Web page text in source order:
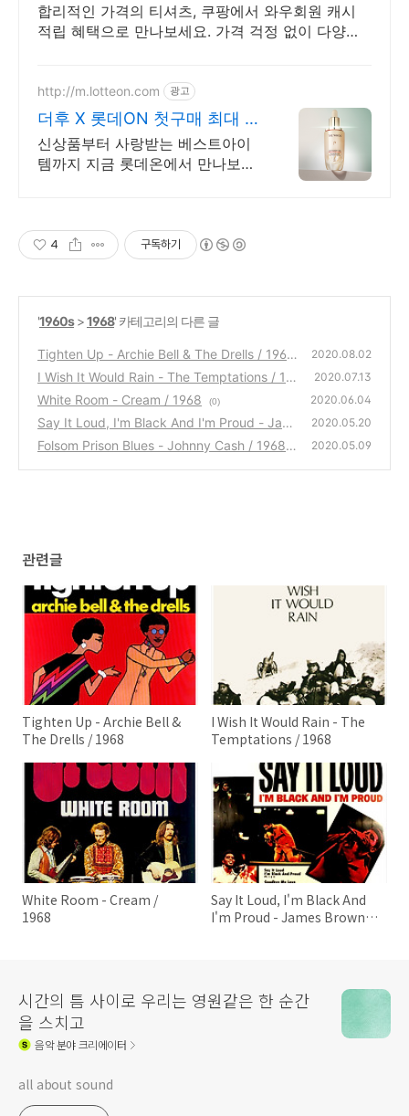
합리적인 가격의 티셔츠, 쿠팡에서 와우회원 캐시
적립 혜택으로 만나보세요. 가격 걱정 없이 다양한
http://m.lotteon.com 광고
더후 X 롯데ON 첫구매 최대 5
천원 혜택!
신상품부터 사랑받는 베스트아이
템까지 지금 롯데온에서 만나보세
4 구독하기
'1960s>1968' 카테고리의 다른 글
Tighten Up - Archie Bell & The Drells / 1968
(0)
2020.08.02
I Wish It Would Rain - The Temptations / 19
68
(0)
2020.07.13
White Room - Cream / 1968 (0) 2020.06.04
Say It Loud, I'm Black And I'm Proud - Jam
es Brown / 1968
(0)
2020.05.20
Folsom Prison Blues - Johnny Cash / 1968 2020.05.09
관련글
Tighten Up - Archie Bell &
The Drells / 1968
I Wish It Would Rain - The
Temptations / 1968
White Room - Cream /
1968
Say It Loud, I'm Black And
I'm Proud - James Brown /
시간의 틈 사이로 우리는 영원같은 한 순간
을 스치고
음악분야 크리에이터
all about sound